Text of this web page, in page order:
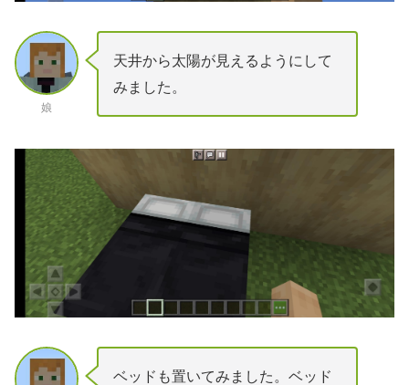
娘
天井から太陽が見えるようにして
みました。
ベッドも置いてみました。ベッド